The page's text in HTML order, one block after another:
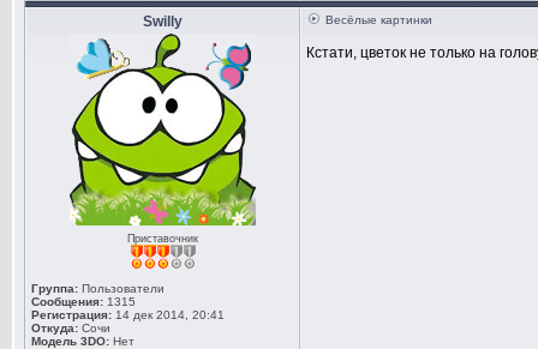
Swilly
Приставочник
Группа: Пользователи
Сообщения: 1315
Регистрация: 14 дек 2014, 20:41
Откуда: Сочи
Модель 3DO: Нет
Весёлые картинки
Кстати, цветок не только на